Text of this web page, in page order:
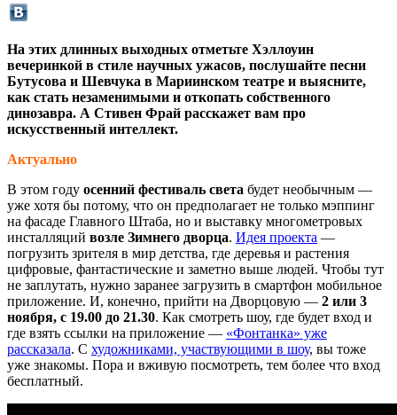
На этих длинных выходных отметьте Хэллоуин
вечеринкой в стиле научных ужасов, послушайте песни
Бутусова и Шевчука в Мариинском театре и выясните,
как стать незаменимыми и откопать собственного
динозавра. А Стивен Фрай расскажет вам про
искусственный интеллект.
Актуально
В этом году осенний фестиваль света будет необычным —
уже хотя бы потому, что он предполагает не только мэппинг
на фасаде Главного Штаба, но и выставку многометровых
инсталляций возле Зимнего дворца. Идея проекта —
погрузить зрителя в мир детства, где деревья и растения
цифровые, фантастические и заметно выше людей. Чтобы тут
не заплутать, нужно заранее загрузить в смартфон мобильное
приложение. И, конечно, прийти на Дворцовую — 2 или 3
ноября, с 19.00 до 21.30. Как смотреть шоу, где будет вход и
где взять ссылки на приложение — «Фонтанка» уже
рассказала. С художниками, участвующими в шоу, вы тоже
уже знакомы. Пора и вживую посмотреть, тем более что вход
бесплатный.